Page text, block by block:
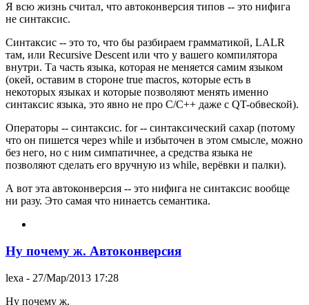
Я всю жизнь считал, что автоконверсия типов -- это нифига
не синтаксис.
Синтаксис -- это то, что бы разбираем грамматикой, LALR
там, или Recursive Descent или что у вашего компилятора
внутри. Та часть языка, которая не меняется самим языком
(окей, оставим в стороне true macros, которые есть в
некоторых языках и которые позволяют менять именно
синтаксис языка, это явно не про C/C++ даже с QT-обвеской).
Операторы -- синтаксис. for -- синтаксический сахар (потому
что он пишется через while и избыточен в этом смысле, можно
без него, но с ним симпатичнее, а средства языка не
позволяют сделать его вручную из while, верёвки и палки).
А вот эта автоконверсия -- это нифига не синтаксис вообще
ни разу. Это самая что нинаетсь семантика.
Ну почему ж. Автоконверсия
lexa - 27/Мар/2013 17:28
Ну почему ж.